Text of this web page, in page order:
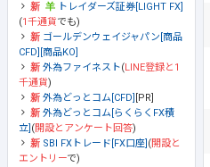
トレイダーズ証券[LIGHT FX]
(1千通貨でも)
ゴールデンウェイジャパン[商品
CFD][商品KO]
外為ファイネスト(LINE登録と1
千通貨)
外為どっとコム[CFD]
[PR]
外為どっとコム[らくらくFX積
立] (開設とアンケート回答)
SBI FXトレード[FX口座] (開設と
エントリーで)